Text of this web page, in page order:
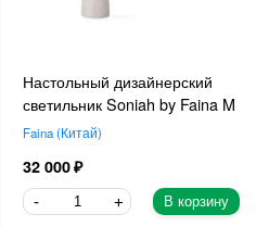
Настольный дизайнерский
светильник Soniah by Faina M
Faina Китай
32 000
В корзину